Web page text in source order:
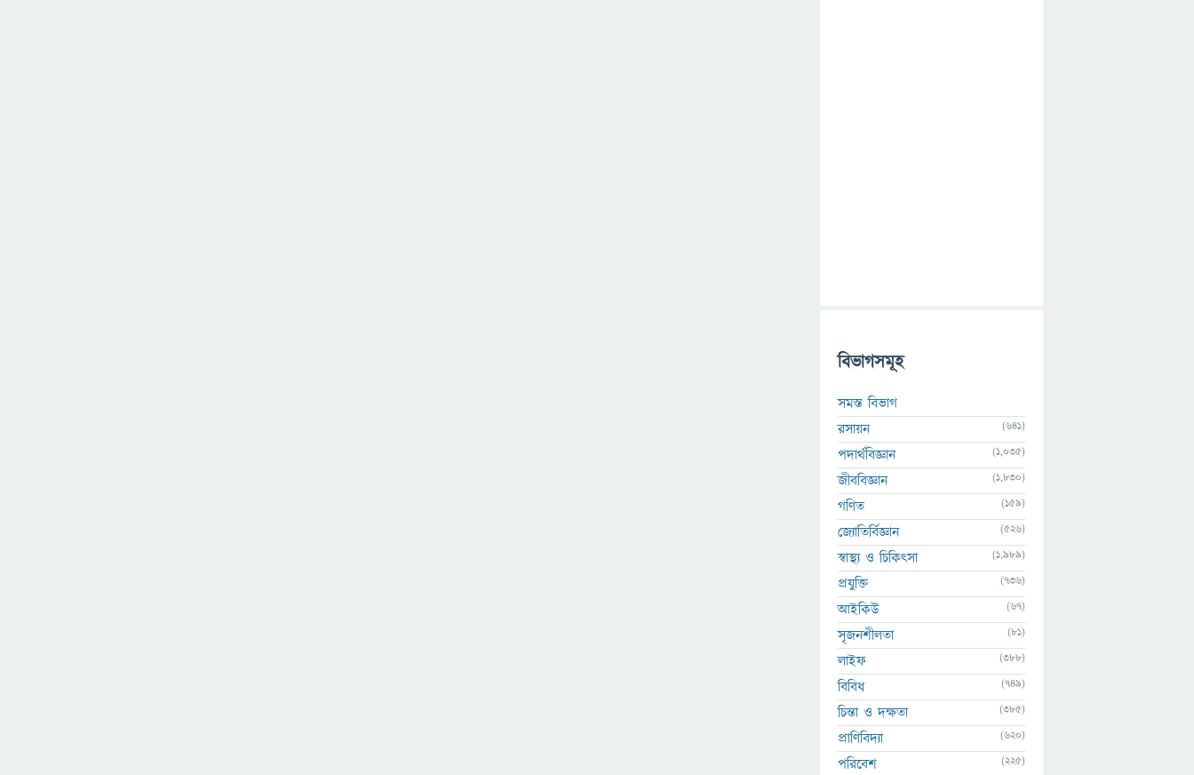
বিভাগসমূহ
সমস্ত বিভাগ
রসায়ন
(641)
পদার্থবিজ্ঞান (1,035)
জীববিজ্ঞান (1,830)
গণিত (159)
জ্যোতির্বিজ্ঞান (526)
স্বাস্থ্য ও চিকিৎসা (1,989)
প্রযুক্তি (736)
আইকিউ (67)
সৃজনশীলতা (81)
লাইফ (388)
বিবিধ (749)
চিন্তা ও দক্ষতা (385)
প্রাণিবিদ্যা (620)
পরিবেশ (225)